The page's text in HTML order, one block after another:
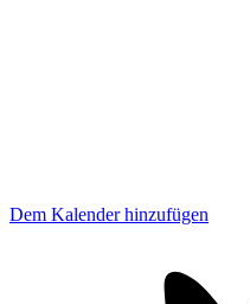
Dem Kalender hinzufügen